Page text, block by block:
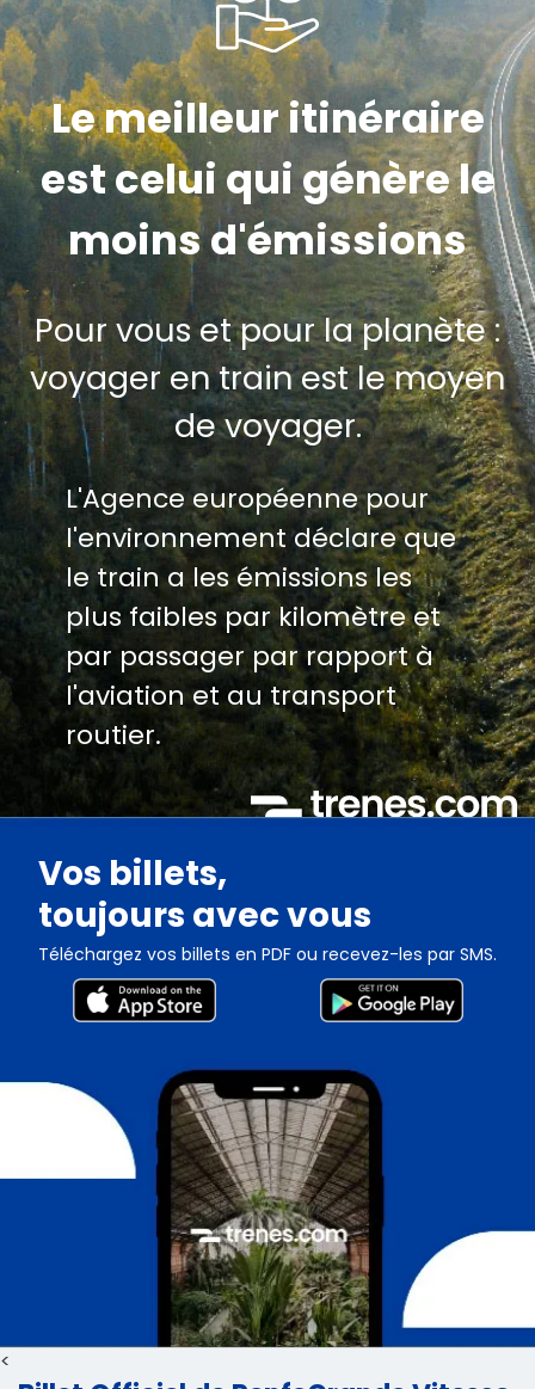
Le meilleur itinéraire
est celui qui génère le
moins d'émissions
Pour vous et pour la planète :
voyager en train est le moyen
de voyager.
L'Agence européenne pour
l'environnement déclare que
le train a les émissions les
plus faibles par kilomètre et
par passager par rapport à
l'aviation et au transport
routier.
Vos billets,
toujours avec vous
Téléchargez vos billets en PDF ou recevez-les par SMS.
<